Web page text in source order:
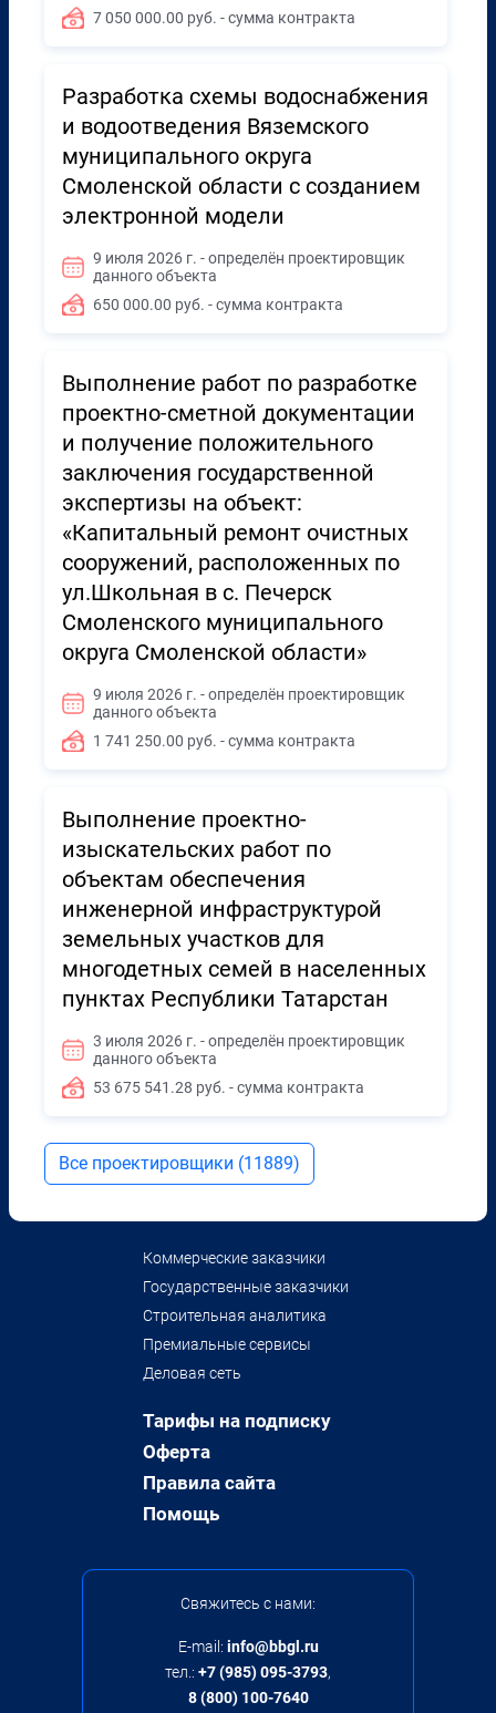
7 050 000.00 руб. - сумма контракта
Разработка схемы водоснабжения
и водоотведения Вяземского
муниципального округа
Смоленской области с созданием
электронной модели
9 июля 2026 г. - определён проектировщик
данного объекта
650 000.00 руб. - сумма контракта
Выполнение работ по разработке
проектно-сметной документации
и получение положительного
заключения государственной
экспертизы на объект:
«Капитальный ремонт очистных
сооружений, расположенных по
ул.Школьная в с. Печерск
Смоленского муниципального
округа Смоленской области»
9 июля 2026 г. - определён проектировщик
данного объекта
1 741 250.00 руб. - сумма контракта
Выполнение проектно-
изыскательских работ по
объектам обеспечения
инженерной инфраструктурой
земельных участков для
многодетных семей в населенных
пунктах Республики Татарстан
3 июля 2026 г. - определён проектировщик
данного объекта
53 675 541.28 руб. - сумма контракта
Все проектировщики (11889)
Коммерческие заказчики
Государственные заказчики
Строительная аналитика
Премиальные сервисы
Деловая сеть
Тарифы на подписку
Оферта
Правила сайта
Помощь
Свяжитесь с нами:
E-mail: info@bbgl.ru
тел.: +7 (985) 095-3793,
8 (800) 100-7640